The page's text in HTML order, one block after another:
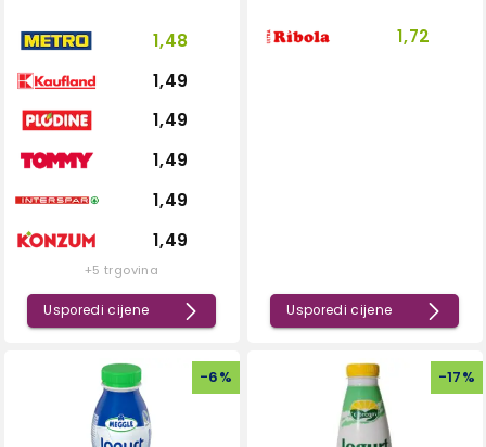
1,48
1,49
1,49
1,49
1,49
1,49
+5 trgovina
Usporedi cijene
1,72
Usporedi cijene
-6% -17%